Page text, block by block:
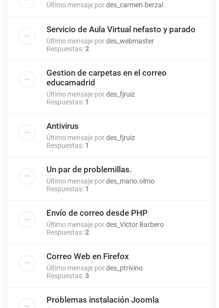
Último mensaje pordes_carmen.berzal
Servicio de Aula Virtual nefasto y parado
Último mensaje pordes_webmaster
Respuestas:2
Gestion de carpetas en el correo
educamadrid
Último mensaje pordes_fjruiz
Respuestas: 1
Antivirus
Último mensaje pordes_fjruiz
Respuestas: 1
Un par de problemillas.
Último mensaje pordes_mario.olmo
Respuestas: 1
Envío de correo desde PHP
Último mensaje pordes_Víctor Barbero
Respuestas:2
Correo Web en Firefox
Último mensaje pordes_ptrivino
Respuestas:3
Problemas instalación Joomla